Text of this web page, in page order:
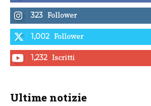
323 Follower
1,002 Follower
1,232 Iscritti
Ultime notizie